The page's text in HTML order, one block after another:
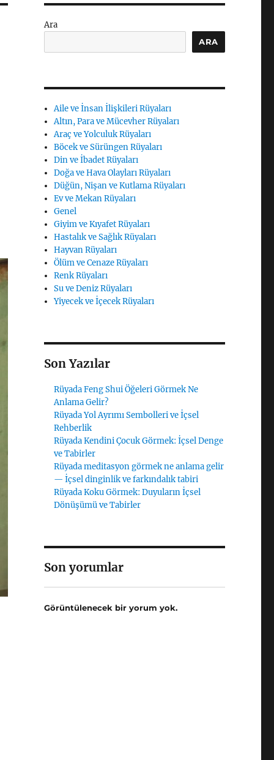
Ara
ARA
Aile ve İnsan İlişkileri Rüyaları
Altın, Para ve Mücevher Rüyaları
Araç ve Yolculuk Rüyaları
Böcek ve Sürüngen Rüyaları
Din ve İbadet Rüyaları
Doğa ve Hava Olayları Rüyaları
Düğün, Nişan ve Kutlama Rüyaları
Ev ve Mekan Rüyaları
Genel
Giyim ve Kıyafet Rüyaları
Hastalık ve Sağlık Rüyaları
Hayvan Rüyaları
Ölüm ve Cenaze Rüyaları
Renk Rüyaları
Su ve Deniz Rüyaları
Yiyecek ve İçecek Rüyaları
Son Yazılar
Rüyada Feng Shui Öğeleri Görmek Ne
Anlama Gelir?
Rüyada Yol Ayrımı Sembolleri ve İçsel
Rehberlik
Rüyada Kendini Çocuk Görmek: İçsel Denge
ve Tabirler
Rüyada meditasyon görmek ne anlama gelir
— İçsel dinginlik ve farkındalık tabiri
Rüyada Koku Görmek: Duyuların İçsel
Dönüşümü ve Tabirler
Son yorumlar
Görüntülenecek bir yorum yok.